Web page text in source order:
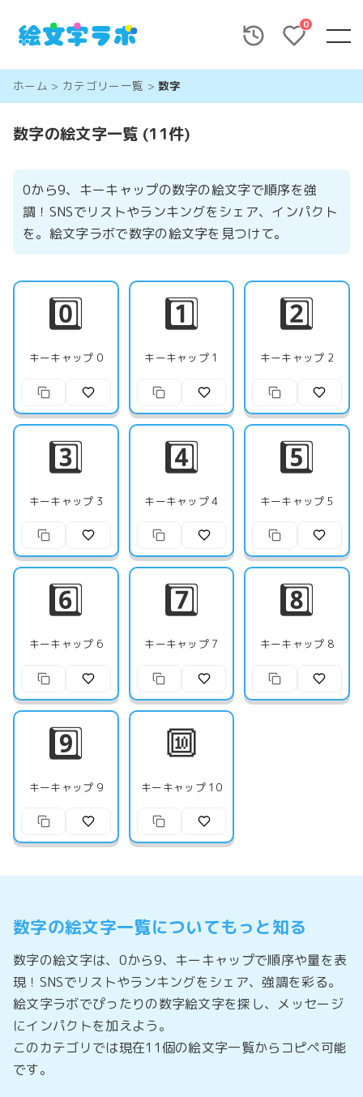
0
ホーム > カテゴリー一覧 >数字
数字の絵文字一覧 (11件)
0から9、キーキャップの数字の絵文字で順序を強
調！SNSでリストやランキングをシェア、インパクト
を。絵文字ラボで数字の絵文字を見つけて。
0️⃣
キーキャップ 0
1️⃣
キーキャップ 1
2️⃣
キーキャップ 2
3️⃣
キーキャップ 3
4️⃣
キーキャップ 4
5️⃣
キーキャップ 5
6️⃣
キーキャップ 6
7️⃣
キーキャップ 7
8️⃣
キーキャップ 8
9️⃣
キーキャップ 9
🔟
キーキャップ 10
数字の絵文字一覧についてもっと知る
数字の絵文字は、0から9、キーキャップで順序や量を表
現！SNSでリストやランキングをシェア、強調を彩る。
絵文字ラボでぴったりの数字絵文字を探し、メッセージ
にインパクトを加えよう。
このカテゴリでは現在11個の絵文字一覧からコピペ可能
です。